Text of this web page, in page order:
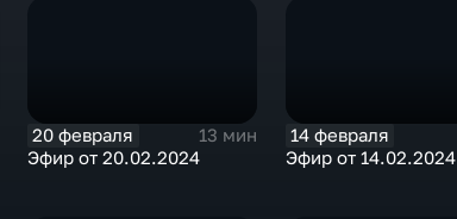
20 февраля
13 мин
Эфир от 20.02.2024
14 февраля
Эфир от 14.02.2024